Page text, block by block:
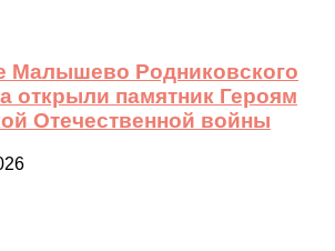
Малышево Родниковского
открыли памятник Героям
Отечественной войны